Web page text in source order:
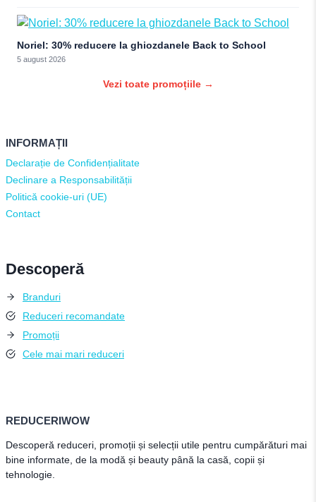
Noriel: 30% reducere la ghiozdanele Back to School
5 august 2026
Vezi toate promoțiile →
INFORMAȚII
Declarație de Confidențialitate
Declinare a Responsabilității
Politică cookie-uri (UE)
Contact
Descoperă
Branduri
Reduceri recomandate
Promoții
Cele mai mari reduceri
REDUCERIWOW
Descoperă reduceri, promoții și selecții utile pentru cumpărături mai
bine informate, de la modă și beauty până la casă, copii și
tehnologie.